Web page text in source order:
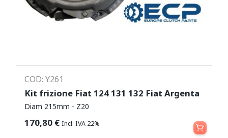
COD: Y261
Kit frizione Fiat 124 131 132 Fiat Argenta
Diam 215mm - Z20
170,80 € Incl. IVA 22% Aggiungi al carrello